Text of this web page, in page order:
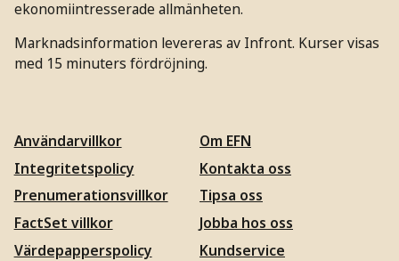
ekonomiintresserade allmänheten.
Marknadsinformation levereras av Infront. Kurser visas
med 15 minuters fördröjning.
Användarvillkor
Integritetspolicy
Prenumerationsvillkor
FactSet villkor
Värdepapperspolicy
Om EFN
Kontakta oss
Tipsa oss
Jobba hos oss
Kundservice